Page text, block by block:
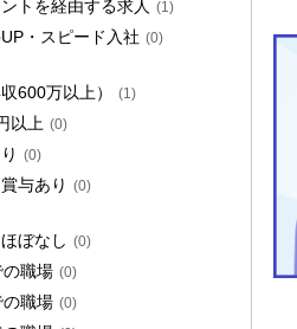
トを経由する求人 (1)
・スピード入社 (0)
600万以上）
(1)
以上 (0)
(0)
与あり (0)
ぼなし (0)
の職場 (0)
の職場 (0)